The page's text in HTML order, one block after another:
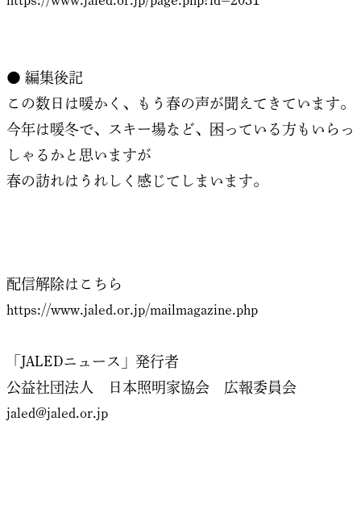
● 編集後記
この数日は暖かく、もう春の声が聞えてきています。
今年は暖冬で、スキー場など、困っている方もいらっ
しゃるかと思いますが
春の訪れはうれしく感じてしまいます。
配信解除はこちら
https://www.jaled.or.jp/mailmagazine.php
「JALEDニュース」発行者
公益社団法人 日本照明家協会 広報委員会
jaled@jaled.or.jp